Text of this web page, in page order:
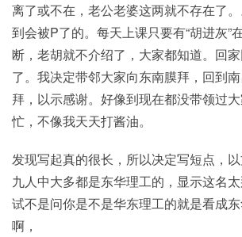
离了或不在，老公老婆这两就不存在了
到会被P了的。每天上课只要有“胡进灰”
断，老胡就不介绍了，大家都知道。回
了。我决定带邻大家向东南膜拜，回到
拜，以示感谢。好像到现在都没带领过
忙，不像我天天打酱油。
发现写起真的很长，所以决定写短点，
九人中大多都是东华理工的，显示这名
试不是问你是不是华东理工的就是看成
啊，